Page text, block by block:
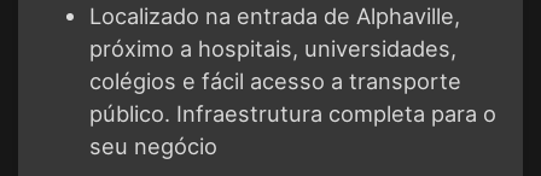
Localizado na entrada de Alphaville,
próximo a hospitais, universidades,
colégios e fácil acesso a transporte
público. Infraestrutura completa para o
seu negócio